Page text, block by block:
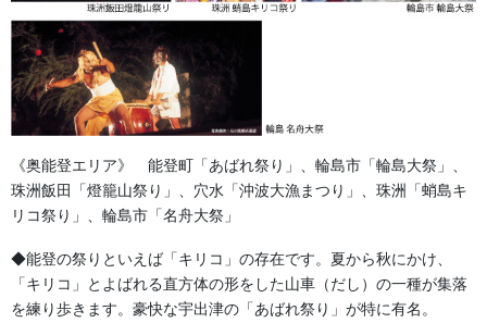
よもやま話
法被・はっぴ・はんてん・印半纏
お祭備品と豆知識
お祭用品・品目
獅子舞・衣裳・別仕立・小物
祭り前掛け・けんたい・胸当て
提灯 祭
《奥能登エリア》 能登町「あばれ祭り」、輪島市「輪島大祭」、
珠洲飯田「燈籠山祭り」、穴水「沖波大漁まつり」、珠洲「蛸島キ
リコ祭り」、輪島市「名舟大祭」
◆能登の祭りといえば「キリコ」の存在です。夏から秋にかけ、
「キリコ」とよばれる直方体の形をした山車（だし）の一種が集落
を練り歩きます。豪快な宇出津の「あばれ祭り」が特に有名。